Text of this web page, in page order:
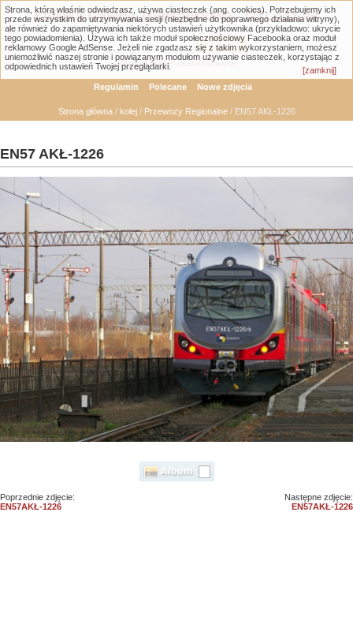
Łódzka Galeria Transportowa - GTLodz.eu
Wyszukiwanie zaawansowane
Regulamin Polecane Nowe zdjęcia
Strona główna/ kolej/ Przewozy Regionalne/ EN57 AKŁ-1226
EN57 AKŁ-1226
Poprzednie zdjęcie:
EN57AKŁ-1226
Następne zdjęcie:
EN57AKŁ-1226
Strona, którą właśnie odwiedzasz, używa ciasteczek (ang. cookies). Potrzebujemy ich
przede wszystkim do utrzymywania sesji (niezbędne do poprawnego działania witryny),
ale również do zapamiętywania niektórych ustawień użytkownika (przykładowo: ukrycie
tego powiadomienia). Używa ich także moduł społecznościowy Facebooka oraz moduł
reklamowy Google AdSense. Jeżeli nie zgadzasz się z takim wykorzystaniem, możesz
uniemożliwić naszej stronie i powiązanym modułom używanie ciasteczek, korzystając z
odpowiednich ustawień Twojej przeglądarki.
[zamknij]